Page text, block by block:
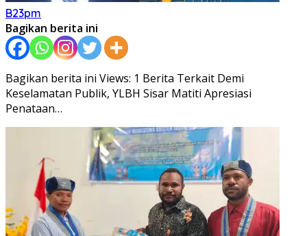
B23pm
Bagikan berita ini
Bagikan berita ini Views: 1 Berita Terkait Demi
Keselamatan Publik, YLBH Sisar Matiti Apresiasi
Penataan…